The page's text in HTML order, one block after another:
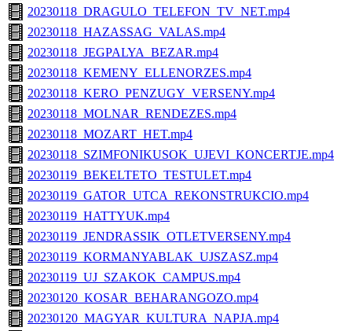
20230118_DRAGULO_TELEFON_TV_NET.mp4
20230118_HAZASSAG_VALAS.mp4
20230118_JEGPALYA_BEZAR.mp4
20230118_KEMENY_ELLENORZES.mp4
20230118_KERO_PENZUGY_VERSENY.mp4
20230118_MOLNAR_RENDEZES.mp4
20230118_MOZART_HET.mp4
20230118_SZIMFONIKUSOK_UJEVI_KONCERTJE.mp4
20230119_BEKELTETO_TESTULET.mp4
20230119_GATOR_UTCA_REKONSTRUKCIO.mp4
20230119_HATTYUK.mp4
20230119_JENDRASSIK_OTLETVERSENY.mp4
20230119_KORMANYABLAK_UJSZASZ.mp4
20230119_UJ_SZAKOK_CAMPUS.mp4
20230120_KOSAR_BEHARANGOZO.mp4
20230120_MAGYAR_KULTURA_NAPJA.mp4